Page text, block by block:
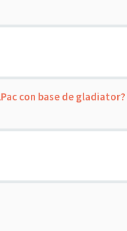
con base de gladiator?